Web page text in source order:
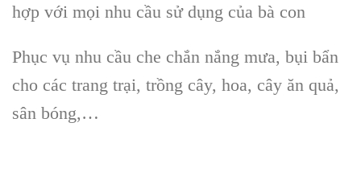
hợp với mọi nhu cầu sử dụng của bà con
Phục vụ nhu cầu che chắn nắng mưa, bụi bẩn
cho các trang trại, trồng cây, hoa, cây ăn quả,
sân bóng,…